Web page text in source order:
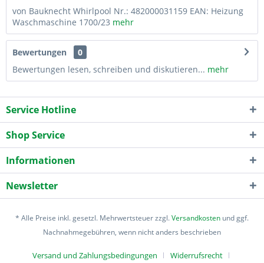
von Bauknecht Whirlpool Nr.: 482000031159 EAN: Heizung
Waschmaschine 1700/23 mehr
Bewertungen
0
Bewertungen lesen, schreiben und diskutieren... mehr
Service Hotline
Shop Service
Informationen
Newsletter
* Alle Preise inkl. gesetzl. Mehrwertsteuer zzgl.Versandkosten und ggf.
Nachnahmegebühren, wenn nicht anders beschrieben
Versand und Zahlungsbedingungen Widerrufsrecht